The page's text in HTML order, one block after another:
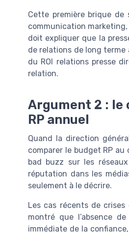
Cette première brique
communication
doit expliquer que la
de relations de long
du ROI relations presse
relation.
Argument 2 : le
RP annuel
Quand la direction
comparer le budget RP
bad buzz sur les
réputation dans les
seulement à le décrire.
Les cas récents de crises
montré que l’absence
immédiate de la